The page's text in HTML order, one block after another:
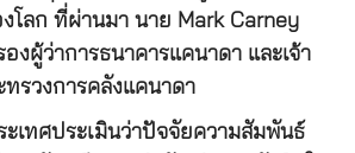
โลก ที่ผ่านมา นาย Mark Carney
งผู้ว่าการธนาคารแคนาดา และเจ้า
ทรวงการคลังแคนาดา
ะเทศประเมินว่าปัจจัยความสัมพันธ์